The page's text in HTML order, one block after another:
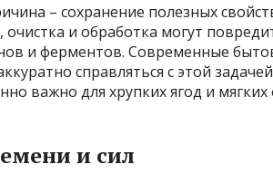
– сохранение полезных
и обработка могут
и ферментов. Современные
справляться с этой
важно для хрупких ягод и мягких
и сил